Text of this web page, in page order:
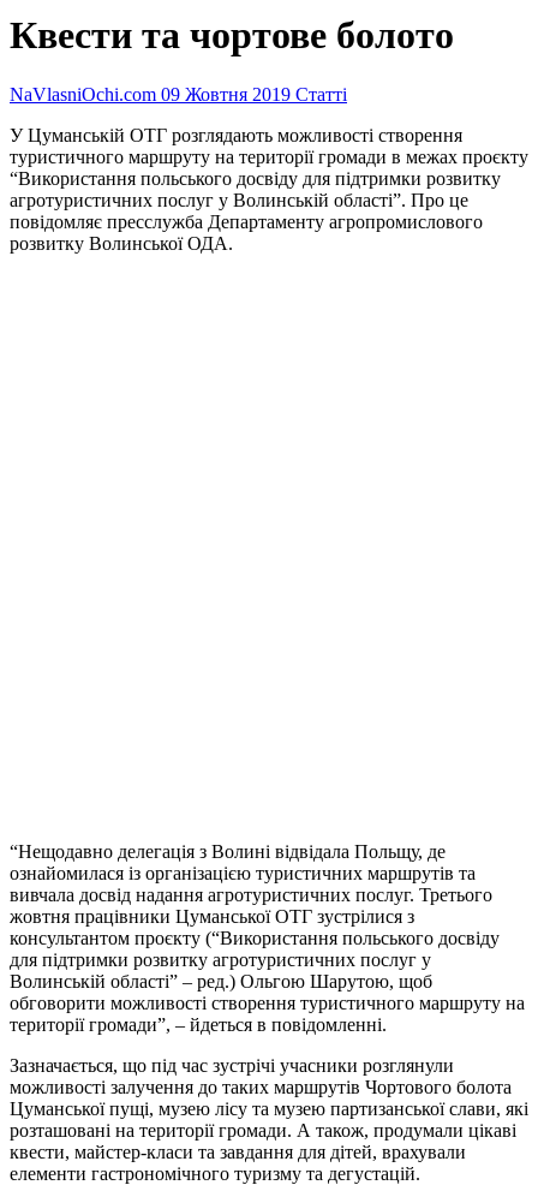
Квести та чортове болото
NaVlasniOchi.com 09 Жовтня 2019 Статті
У Цуманській ОТГ розглядають можливості створення
туристичного маршруту на території громади в межах проєкту
“Використання польського досвіду для підтримки розвитку
агротуристичних послуг у Волинській області”. Про це
повідомляє пресслужба Департаменту агропромислового
розвитку Волинської ОДА.
“Нещодавно делегація з Волині відвідала Польщу, де
ознайомилася із організацією туристичних маршрутів та
вивчала досвід надання агротуристичних послуг. Третього
жовтня працівники Цуманської ОТГ зустрілися з
консультантом проєкту (“Використання польського досвіду
для підтримки розвитку агротуристичних послуг у
Волинській області” – ред.) Ольгою Шарутою, щоб
обговорити можливості створення туристичного маршруту на
території громади”, – йдеться в повідомленні.
Зазначається, що під час зустрічі учасники розглянули
можливості залучення до таких маршрутів Чортового болота
Цуманської пущі, музею лісу та музею партизанської слави, які
розташовані на території громади. А також, продумали цікаві
квести, майстер-класи та завдання для дітей, врахували
елементи гастрономічного туризму та дегустацій.